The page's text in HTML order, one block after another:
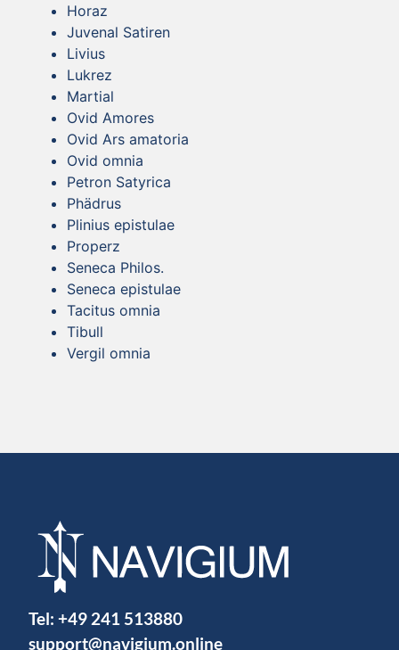
Horaz
Juvenal Satiren
Livius
Lukrez
Martial
Ovid Amores
Ovid Ars amatoria
Ovid omnia
Petron Satyrica
Phädrus
Plinius epistulae
Properz
Seneca Philos.
Seneca epistulae
Tacitus omnia
Tibull
Vergil omnia
Tel: +49 241 513880
support@navigium.online